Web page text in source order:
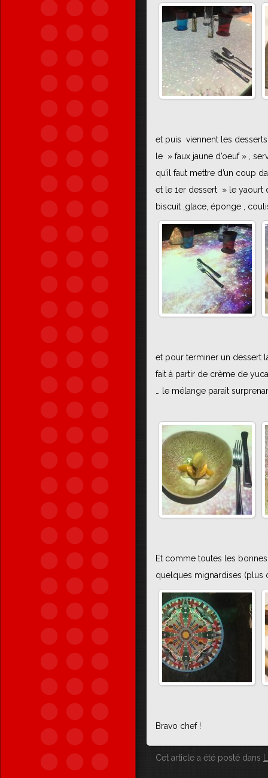
et puis viennent les desserts
le » faux jaune d’oeuf » ,
qu’il faut mettre d’un coup
et le 1er dessert » le yaourt
biscuit ,glace, éponge ,
et pour terminer un dessert
fait à partir de crème de
… le mélange parait
Et comme toutes les
quelques mignardises (plus
Bravo chef !
Cet article a été posté dans